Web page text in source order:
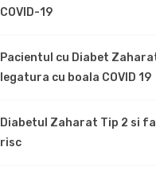
COVID-19
Pacientul cu Diabet
legatura cu boala COVID 19
Diabetul Zaharat Tip 2 si
risc